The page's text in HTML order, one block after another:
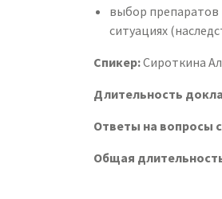
выбор препаратов
ситуациях
Спикер:Сироткина
Длительность
Ответы на вопросы
Общая